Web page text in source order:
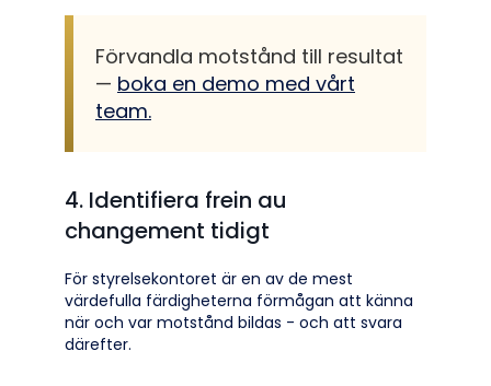
Förvandla motstånd till resultat
— boka en demo med vårt
team.
4. Identifiera frein au
changement tidigt
För styrelsekontoret är en av de mest
värdefulla färdigheterna förmågan att känna
när och var motstånd bildas - och att svara
därefter.